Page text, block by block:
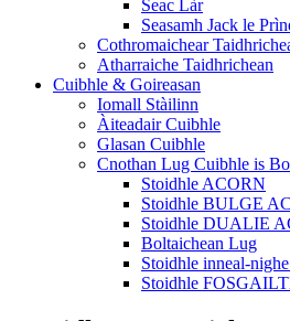
Seac Làr
Seasamh Jack le
Cothromaichear
Atharraiche Taidhrichean
Cuibhle & Goireasan
Iomall Stàilinn
Àiteadair Cuibhle
Glasan Cuibhle
Cnothan Lug Cuibhle is
Stoidhle ACORN
Stoidhle BULGE
Stoidhle DUALIE
Boltaichean Lug
Stoidhle inneal-
Stoidhle